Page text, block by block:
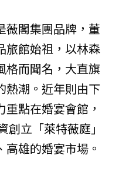
薇閣集團品牌，董
旅館始祖，以林森
格而聞名，大直旗
熱潮。近年則由下
點在婚宴會館，
創立「萊特薇庭 」
雄的婚宴市場。